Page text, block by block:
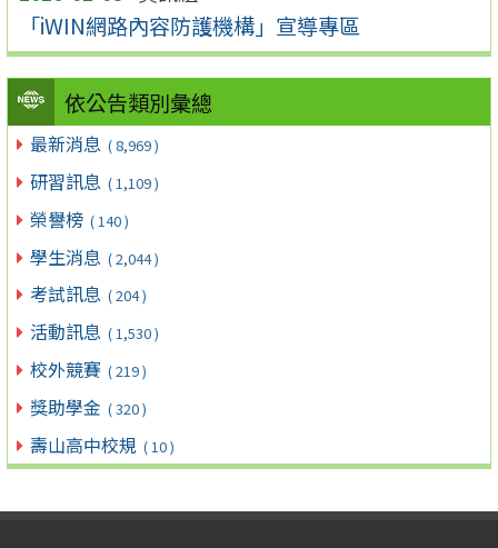
「iWIN網路內容防護機構」宣導專區
依公告類別彙總
最新消息 ( 8,969 )
研習訊息 ( 1,109 )
榮譽榜 ( 140 )
學生消息 ( 2,044 )
考試訊息 ( 204 )
活動訊息 ( 1,530 )
校外競賽 ( 219 )
獎助學金 ( 320 )
壽山高中校規 ( 10 )